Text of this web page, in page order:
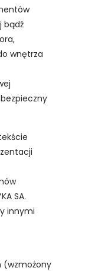
bądź
wnętrza
SA.
innymi
(wzmożony